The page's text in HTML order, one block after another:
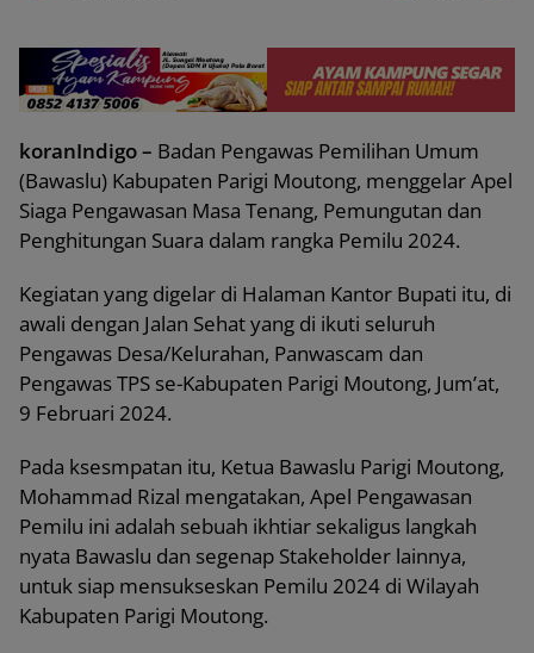
koranIndigo – Badan Pengawas Pemilihan Umum
(Bawaslu) Kabupaten Parigi Moutong, menggelar Apel
Siaga Pengawasan Masa Tenang, Pemungutan dan
Penghitungan Suara dalam rangka Pemilu 2024.
Kegiatan yang digelar di Halaman Kantor Bupati itu, di
awali dengan Jalan Sehat yang di ikuti seluruh
Pengawas Desa/Kelurahan, Panwascam dan
Pengawas TPS se-Kabupaten Parigi Moutong, Jum’at,
9 Februari 2024.
Pada ksesmpatan itu, Ketua Bawaslu Parigi Moutong,
Mohammad Rizal mengatakan, Apel Pengawasan
Pemilu ini adalah sebuah ikhtiar sekaligus langkah
nyata Bawaslu dan segenap Stakeholder lainnya,
untuk siap mensukseskan Pemilu 2024 di Wilayah
Kabupaten Parigi Moutong.